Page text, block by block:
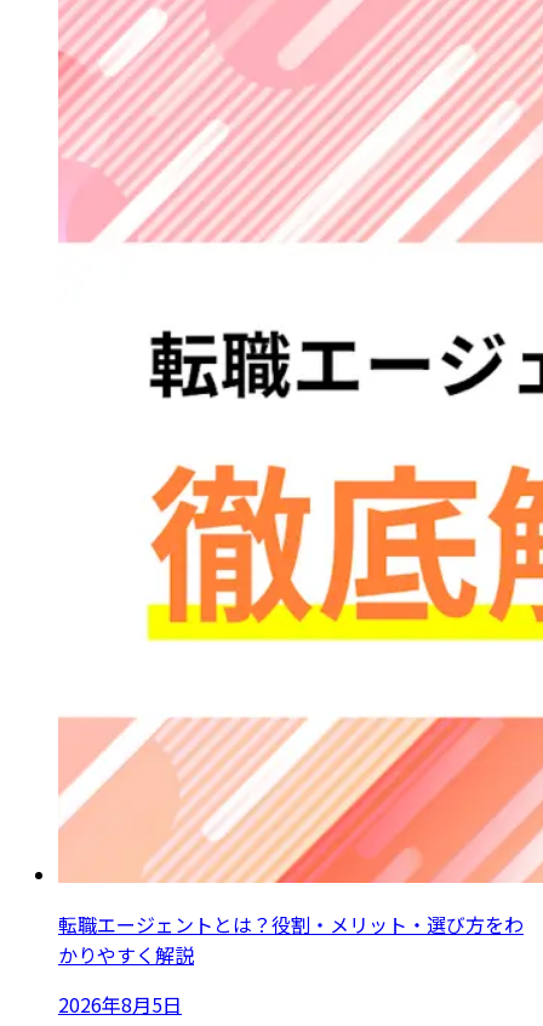
転職エージェントとは？役割・メリット・選び方をわ
かりやすく解説
2026年8月5日